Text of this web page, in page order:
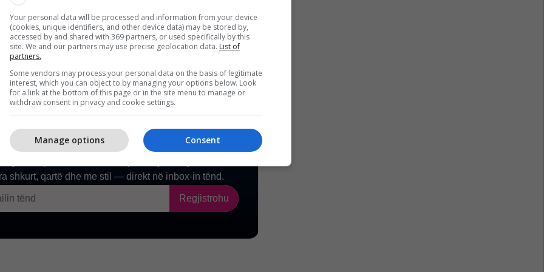
Your personal data will be processed and information from your device
(cookies, unique identifiers, and other device data) may be stored by,
accessed by and shared with 369 partners, or used specifically by this
site. We and our partners may use precise geolocation data. List of
partners.
Some vendors may process your personal data on the basis of legitimate
interest, which you can object to by managing your options below. Look
for a link at the bottom of this page or in the site menu to manage or
withdraw consent in privacy and cookie settings.
Consent
Manage options